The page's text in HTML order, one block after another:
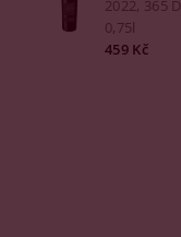
2022, 365
0,75l
459 Kč